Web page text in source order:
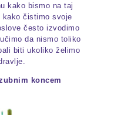
kako bismo na taj
kako čistimo svoje
često izvodimo
da nismo toliko
biti ukoliko želimo
koncem